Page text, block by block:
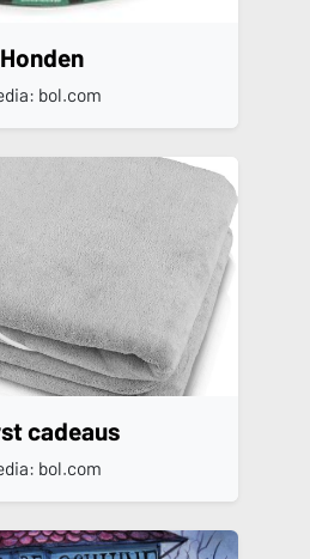
Honden
bol.com
cadeaus
bol.com